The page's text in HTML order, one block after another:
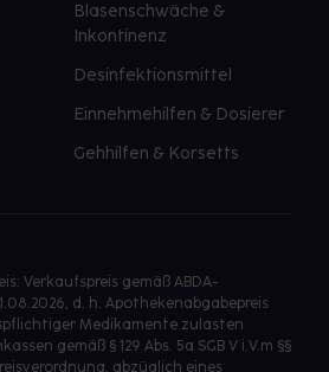
Blasenschwäche &
Inkontinenz
Desinfektionsmittel
Einnehmehilfen & Dosierer
Gehhilfen & Korsetts
Verkaufspreis gemäß ABDA-
d. h. Apothekenabgabepreis
Medikamente zulasten
gemäß § 129 Abs. 5a SGB V i.V.m §§
abzüglich eines